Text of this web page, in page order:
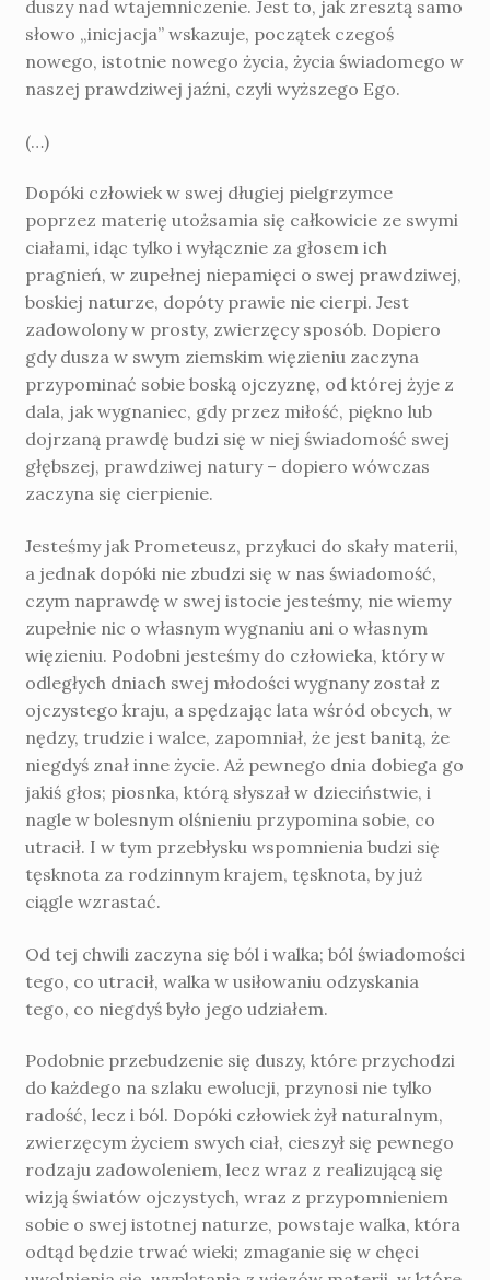
duszy nad wtajemniczenie. Jest to, jak zresztą samo
słowo „inicjacja” wskazuje, początek czegoś
nowego, istotnie nowego życia, życia świadomego w
naszej prawdziwej jaźni, czyli wyższego Ego.
(…)
Dopóki człowiek w swej długiej piel­grzymce
poprzez materię utożsamia się cał­kowicie ze swymi
ciałami, idąc tylko i wyłącznie za głosem ich
pragnień, w zupełnej niepamięci o swej prawdziwej,
boskiej naturze, dopóty prawie nie cierpi. Jest
zadowolony w prosty, zwierzęcy sposób. Dopiero
gdy dusza w swym ziemskim więzieniu zaczyna
przy­pominać sobie boską ojczyznę, od której żyje z
dala, jak wygnaniec, gdy przez miłość, piękno lub
dojrzaną prawdę budzi się w niej świadomość swej
głębszej, prawdziwej natury – dopiero wówczas
zaczyna się cierpienie.
Jesteśmy jak Prometeusz, przykuci do skały materii,
a jednak dopóki nie zbudzi się w nas świadomość,
czym naprawdę w swej istocie jesteśmy, nie wiemy
zupełnie nic o własnym wygnaniu ani o własnym
więzieniu. Podobni jesteśmy do człowieka, który w
odległych dniach swej młodości wygnany został z
ojczystego kraju, a spędzając lata wśród obcych, w
nę­dzy, trudzie i walce, zapomniał, że jest banitą, że
niegdyś znał inne życie. Aż pewnego dnia dobiega go
jakiś głos; piosnka, którą słyszał w dzieciństwie, i
nagle w bolesnym olśnieniu przypomina sobie, co
utracił. I w tym przebłysku wspomnienia budzi się
tęsknota za rodzinnym krajem, tęsknota, by już
ciągle wzrastać.
Od tej chwili zaczyna się ból i walka; ból świadomości
tego, co utracił, walka w usiłowaniu odzyskania
tego, co niegdyś było jego udzia­łem.
Podobnie przebudzenie się duszy, które przychodzi
do każdego na szlaku ewolucji, przynosi nie tylko
radość, lecz i ból. Dopóki człowiek żył naturalnym,
zwierzęcym życiem swych ciał, cieszył się pewnego
rodzaju zadowo­leniem, lecz wraz z realizującą się
wizją świa­tów ojczystych, wraz z przypomnieniem
sobie o swej istot­nej naturze, powstaje walka, która
odtąd będzie trwać wieki; zmaganie się w chęci